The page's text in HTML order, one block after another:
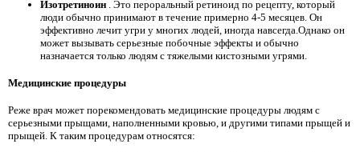
Изотретиноин . Это пероральный ретиноид по рецепту, который
люди обычно принимают в течение примерно 4-5 месяцев. Он
эффективно лечит угри у многих людей, иногда навсегда.Однако он
может вызывать серьезные побочные эффекты и обычно
назначается только людям с тяжелыми кистозными угрями.
Медицинские процедуры
Реже врач может порекомендовать медицинские процедуры людям с
серьезными прыщами, наполненными кровью, и другими типами прыщей и
прыщей. К таким процедурам относятся: